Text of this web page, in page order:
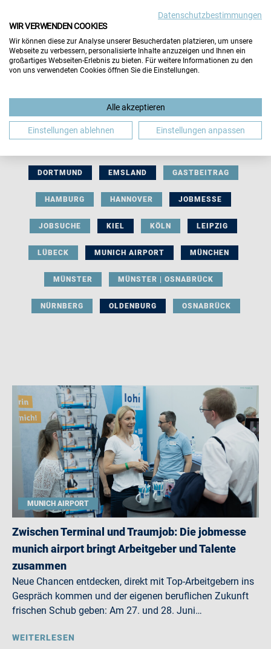
BERUFLICHE ORIENTIERUNG BEWERBUNG
DORTMUND EMSLAND GASTBEITRAG
HAMBURG HANNOVER JOBMESSE
JOBSUCHE KIEL KÖLN LEIPZIG
LÜBECK MUNICH AIRPORT MÜNCHEN
MÜNSTER MÜNSTER | OSNABRÜCK
NÜRNBERG OLDENBURG OSNABRÜCK
MUNICH AIRPORT
Zwischen Terminal und Traumjob: Die jobmesse
munich airport bringt Arbeitgeber und Talente
zusammen
Neue Chancen entdecken, direkt mit Top-Arbeitgebern ins
Gespräch kommen und der eigenen beruflichen Zukunft
frischen Schub geben: Am 27. und 28. Juni…
WEITERLESEN
Datenschutzbestimmungen
WIR VERWENDEN COOKIES
Wir können diese zur Analyse unserer Besucherdaten platzieren, um unsere
Webseite zu verbessern, personalisierte Inhalte anzuzeigen und Ihnen ein
großartiges Webseiten-Erlebnis zu bieten. Für weitere Informationen zu den
von uns verwendeten Cookies öffnen Sie die Einstellungen.
Alle akzeptieren
Einstellungen ablehnen Einstellungen anpassen